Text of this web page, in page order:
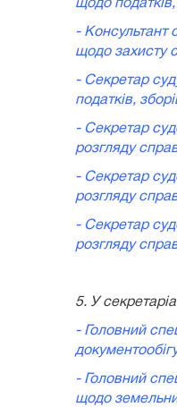
щодо податків,
- Консультант
щодо захисту
- Секретар
податків,
- Секретар
розгляду
- Секретар
розгляду
- Секретар
розгляду
5. У
- Головний
- Головний
щодо